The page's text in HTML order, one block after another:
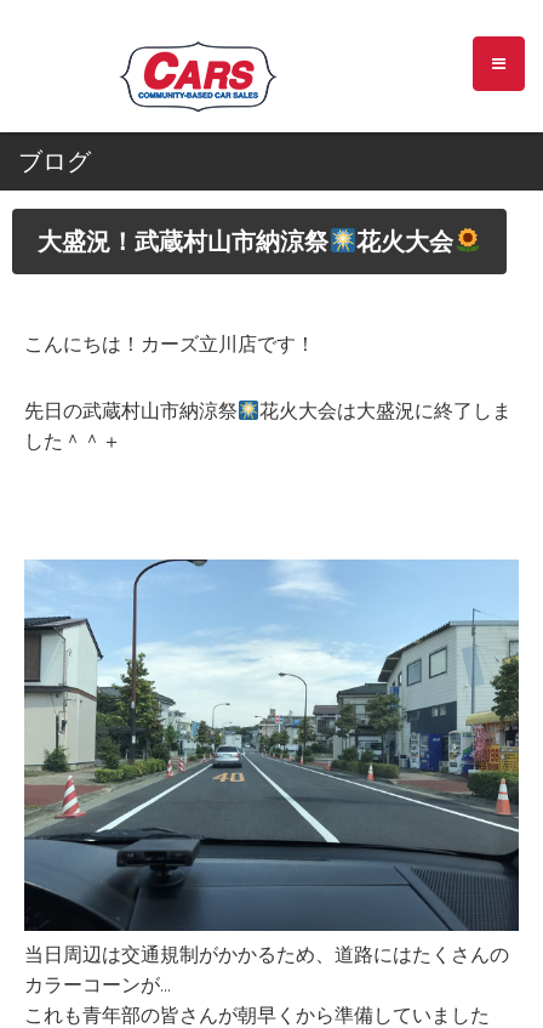
ブログ
大盛況！武蔵村山市納涼祭 花火大会
こんにちは！カーズ立川店です！
先日の武蔵村山市納涼祭
花火大会は大盛況に終了しま
した＾＾＋
当日周辺は交通規制がかかるため、道路にはたくさんの
カラーコーンが…
これも青年部の皆さんが朝早くから準備していました